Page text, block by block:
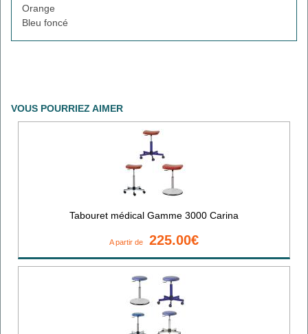
Orange
Bleu foncé
VOUS POURRIEZ AIMER
Tabouret médical Gamme 3000 Carina
A partir de 225.00€